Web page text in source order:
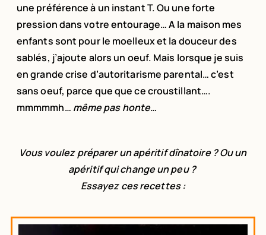
une préférence à un instant T. Ou une forte
pression dans votre entourage… A la maison mes
enfants sont pour le moelleux et la douceur des
sablés, j’ajoute alors un oeuf. Mais lorsque je suis
en grande crise d’autoritarisme parental… c’est
sans oeuf, parce que que ce croustillant….
mmmmmh… même pas honte…
Vous voulez préparer un apéritif dînatoire ? Ou un
apéritif qui change un peu ?
Essayez ces recettes :